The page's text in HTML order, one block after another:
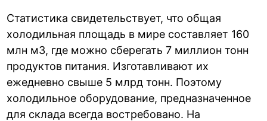
Статистика свидетельствует, что общая
холодильная площадь в мире составляет 160
млн м3, где можно сберегать 7 миллион тонн
продуктов питания. Изготавливают их
ежедневно свыше 5 млрд тонн. Поэтому
холодильное оборудование, предназначенное
для склада всегда востребовано. На